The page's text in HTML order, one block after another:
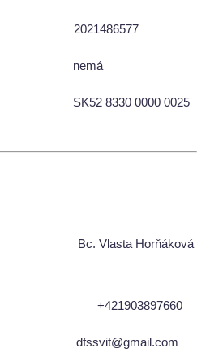
2021486577
nemá
SK52 8330 0000 0025
Vlasta Horňáková
+421903897660
dfssvit@gmail.com